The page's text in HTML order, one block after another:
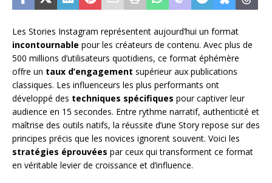
Les Stories Instagram représentent aujourd’hui un format
incontournable pour les créateurs de contenu. Avec plus de
500 millions d’utilisateurs quotidiens, ce format éphémère
offre un taux d’engagement supérieur aux publications
classiques. Les influenceurs les plus performants ont
développé des techniques spécifiques pour captiver leur
audience en 15 secondes. Entre rythme narratif, authenticité et
maîtrise des outils natifs, la réussite d’une Story repose sur des
principes précis que les novices ignorent souvent. Voici les
stratégies éprouvées par ceux qui transforment ce format
en véritable levier de croissance et d’influence.